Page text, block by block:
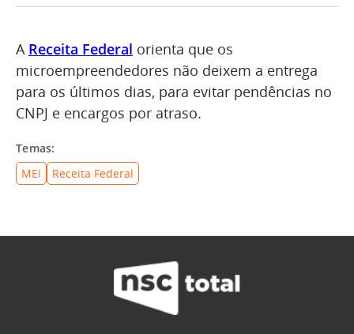
A Receita Federal orienta que os
microempreendedores não deixem a entrega
para os últimos dias, para evitar pendências no
CNPJ e encargos por atraso.
Temas:
MEI
Receita Federal